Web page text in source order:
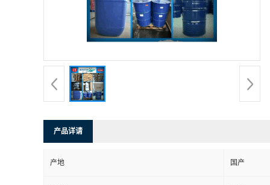
产品详请
产地 国产